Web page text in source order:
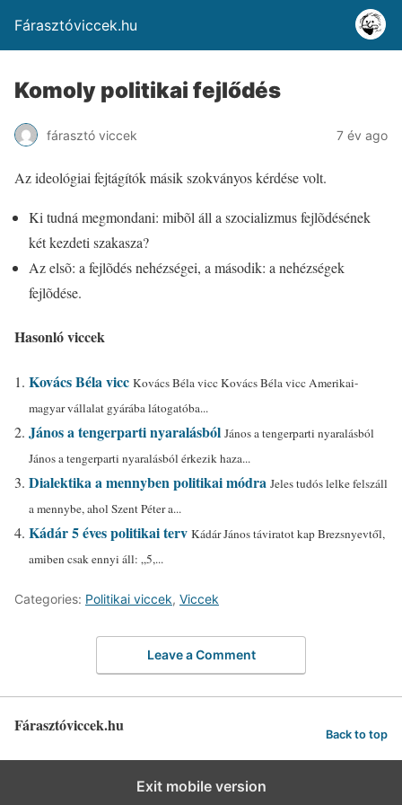
Fárasztóviccek.hu
Komoly politikai fejlődés
fárasztó viccek 7 év ago
Az ideológiai fejtágítók másik szokványos kérdése volt.
Ki tudná megmondani: mibõl áll a szocializmus fejlõdésének
két kezdeti szakasza?
Az elsõ: a fejlõdés nehézségei, a második: a nehézségek
fejlõdése.
Hasonló viccek
Kovács Béla vicc Kovács Béla vicc Kovács Béla vicc Amerikai-
magyar vállalat gyárába látogatóba...
János a tengerparti nyaralásból János a tengerparti nyaralásból
János a tengerparti nyaralásból érkezik haza...
Dialektika a mennyben politikai módra Jeles tudós lelke felszáll
a mennybe, ahol Szent Péter a...
Kádár 5 éves politikai terv Kádár János táviratot kap Brezsnyevtől,
amiben csak ennyi áll: „5,...
Categories: Politikai viccek, Viccek
Leave a Comment
Fárasztóviccek.hu Back to top
Exit mobile version